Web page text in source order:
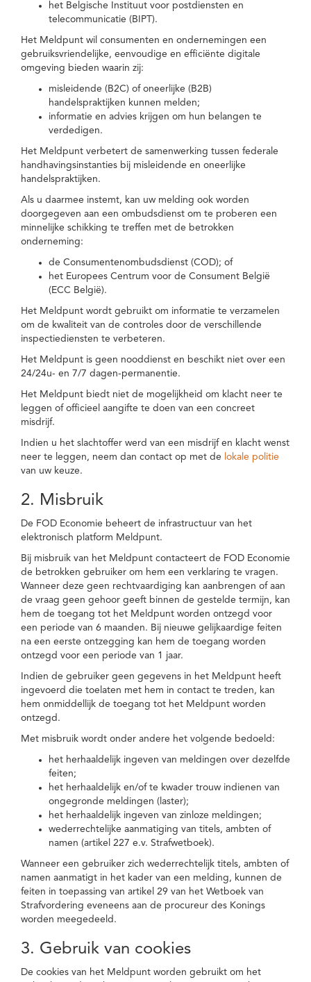
het Belgische Instituut voor postdiensten en
telecommunicatie (BIPT).
Het Meldpunt wil consumenten en ondernemingen een
gebruiksvriendelijke, eenvoudige en efficiënte digitale
omgeving bieden waarin zij:
misleidende (B2C) of oneerlijke (B2B)
handelspraktijken kunnen melden;
informatie en advies krijgen om hun belangen te
verdedigen.
Het Meldpunt verbetert de samenwerking tussen federale
handhavingsinstanties bij misleidende en oneerlijke
handelspraktijken.
Als u daarmee instemt, kan uw melding ook worden
doorgegeven aan een ombudsdienst om te proberen een
minnelijke schikking te treffen met de betrokken
onderneming:
de Consumentenombudsdienst (COD); of
het Europees Centrum voor de Consument België
(ECC België).
Het Meldpunt wordt gebruikt om informatie te verzamelen
om de kwaliteit van de controles door de verschillende
inspectiediensten te verbeteren.
Het Meldpunt is geen nooddienst en beschikt niet over een
24/24u- en 7/7 dagen-permanentie.
Het Meldpunt biedt niet de mogelijkheid om klacht neer te
leggen of officieel aangifte te doen van een concreet
misdrijf.
Indien u het slachtoffer werd van een misdrijf en klacht wenst
neer te leggen, neem dan contact op met de lokale politie
van uw keuze.
2. Misbruik
De FOD Economie beheert de infrastructuur van het
elektronisch platform Meldpunt.
Bij misbruik van het Meldpunt contacteert de FOD Economie
de betrokken gebruiker om hem een verklaring te vragen.
Wanneer deze geen rechtvaardiging kan aanbrengen of aan
de vraag geen gehoor geeft binnen de gestelde termijn, kan
hem de toegang tot het Meldpunt worden ontzegd voor
een periode van 6 maanden. Bij nieuwe gelijkaardige feiten
na een eerste ontzegging kan hem de toegang worden
ontzegd voor een periode van 1 jaar.
Indien de gebruiker geen gegevens in het Meldpunt heeft
ingevoerd die toelaten met hem in contact te treden, kan
hem onmiddellijk de toegang tot het Meldpunt worden
ontzegd.
Met misbruik wordt onder andere het volgende bedoeld:
het herhaaldelijk ingeven van meldingen over dezelfde
feiten;
het herhaaldelijk en/of te kwader trouw indienen van
ongegronde meldingen (laster);
het herhaaldelijk ingeven van zinloze meldingen;
wederrechtelijke aanmatiging van titels, ambten of
namen (artikel 227 e.v. Strafwetboek).
Wanneer een gebruiker zich wederrechtelijk titels, ambten of
namen aanmatigt in het kader van een melding, kunnen de
feiten in toepassing van artikel 29 van het Wetboek van
Strafvordering eveneens aan de procureur des Konings
worden meegedeeld.
3. Gebruik van cookies
De cookies van het Meldpunt worden gebruikt om het